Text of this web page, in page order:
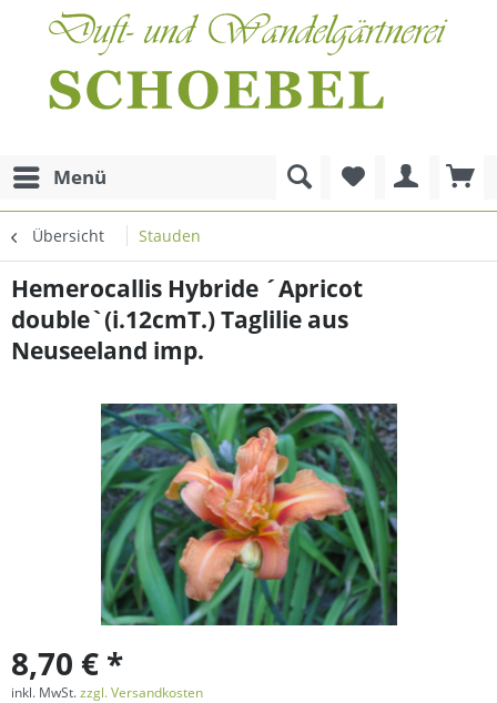
Menü
Übersicht Stauden
Hemerocallis Hybride ´Apricot
double`(i.12cmT.) Taglilie aus
Neuseeland imp.
8,70 € *
inkl. MwSt.zzgl. Versandkosten